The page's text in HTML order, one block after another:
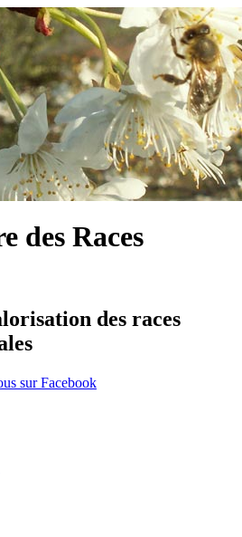
des Races
des races
sur Facebook